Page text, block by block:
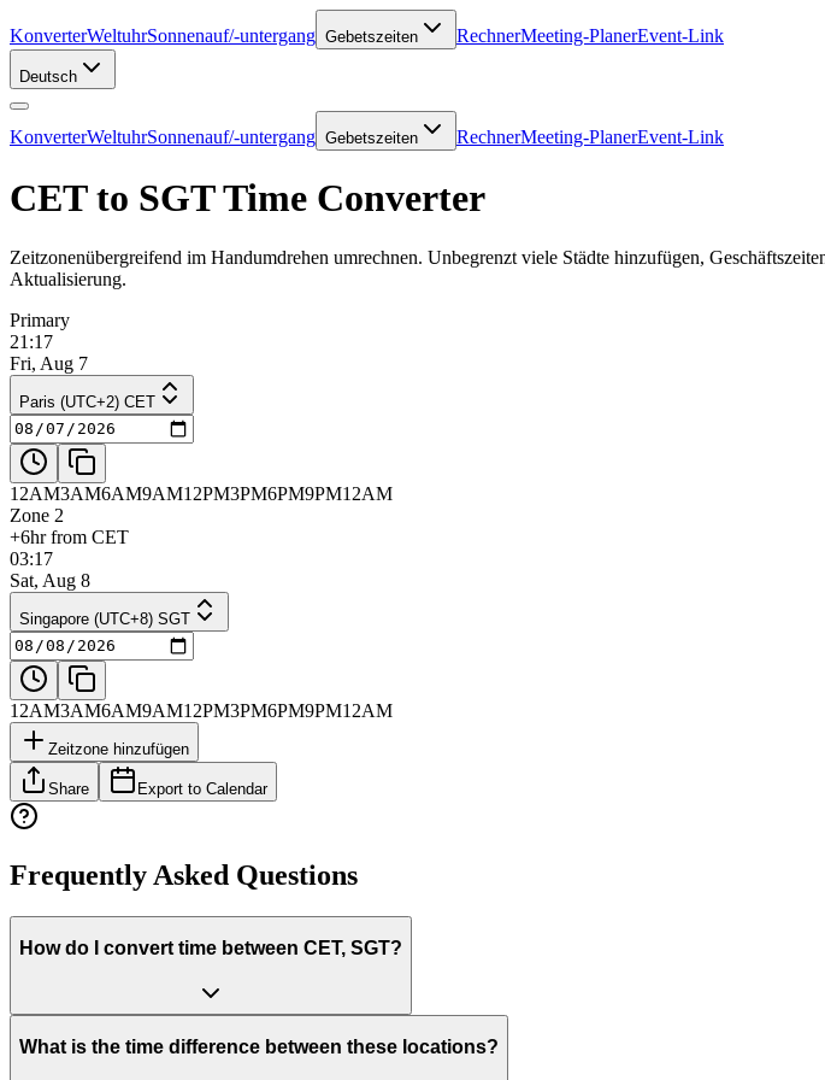
KonverterWeltuhrSonnenauf/-untergang Gebetszeiten RechnerMeeting-PlanerEvent-Link
Deutsch
KonverterWeltuhrSonnenauf/-untergang Gebetszeiten RechnerMeeting-PlanerEvent-Link
CET to SGT Time Converter
Zeitzonenübergreifend im Handumdrehen umrechnen. Unbegrenzt viele Städte hinzufügen,
Aktualisierung.
Primary
21:17
Fri, Aug 7
Paris (UTC+2) CET
12AM3AM6AM9AM12PM3PM6PM9PM12AM
Zone 2
+6hr from CET
03:17
Sat, Aug 8
Singapore (UTC+8) SGT
12AM3AM6AM9AM12PM3PM6PM9PM12AM
Zeitzone hinzufügen
Share Export to Calendar
Frequently Asked Questions
How do I convert time between CET, SGT?
What is the time difference between these locations?